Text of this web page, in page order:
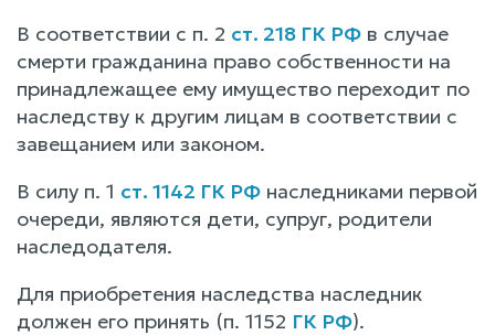
В соответствии с п. 2 ст. 218 ГК РФ в случае
смерти гражданина право собственности на
принадлежащее ему имущество переходит по
наследству к другим лицам в соответствии с
завещанием или законом.
В силу п. 1 ст. 1142 ГК РФ наследниками первой
очереди, являются дети, супруг, родители
наследодателя.
Для приобретения наследства наследник
должен его принять (п. 1152 ГК РФ).